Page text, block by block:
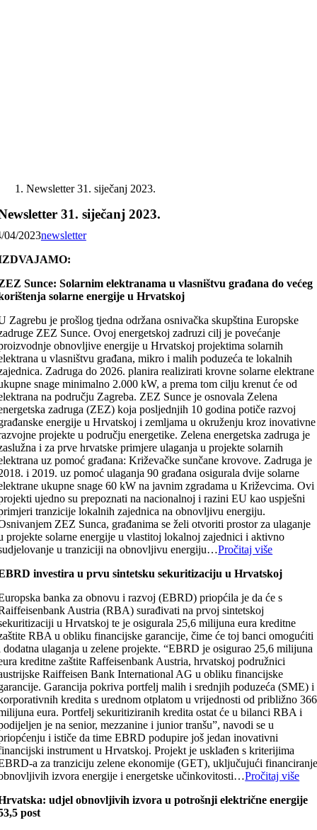
Newsletter 31. siječanj 2023.
31. siječanj 2023.
04/2023newsletter
Sunce: Solarnim elektranama u vlasništvu građana do većeg
solarne energije u Hrvatskoj
Zagrebu je prošlog tjedna održana osnivačka skupština Europske
ZEZ Sunce. Ovoj energetskoj zadruzi cilj je povećanje
obnovljive energije u Hrvatskoj projektima solarnih
u vlasništvu građana, mikro i malih poduzeća te lokalnih
Zadruga do 2026. planira realizirati krovne solarne elektrane
snage minimalno 2.000 kW, a prema tom cilju krenut će od
na području Zagreba. ZEZ Sunce je osnovala Zelena
zadruga (ZEZ) koja posljednjih 10 godina potiče razvoj
energije u Hrvatskoj i zemljama u okruženju kroz inovativne
projekte u području energetike. Zelena energetska zadruga je
i za prve hrvatske primjere ulaganja u projekte solarnih
uz pomoć građana: Križevačke sunčane krovove. Zadruga je
i 2019. uz pomoć ulaganja 90 građana osigurala dvije solarne
ukupne snage 60 kW na javnim zgradama u Križevcima. Ovi
ujedno su prepoznati na nacionalnoj i razini EU kao uspješni
tranzicije lokalnih zajednica na obnovljivu energiju.
ZEZ Sunca, građanima se želi otvoriti prostor za ulaganje
projekte solarne energije u vlastitoj lokalnoj zajednici i aktivno
u tranziciji na obnovljivu energiju…Pročitaj više
investira u prvu sintetsku sekuritizaciju u Hrvatskoj
banka za obnovu i razvoj (EBRD) priopćila je da će s
Austria (RBA) surađivati na prvoj sintetskoj
u Hrvatskoj te je osigurala 25,6 milijuna eura kreditne
RBA u obliku financijske garancije, čime će toj banci omogućiti
dodatna ulaganja u zelene projekte. “EBRD je osigurao 25,6 milijuna
kreditne zaštite Raffeisenbank Austria, hrvatskoj podružnici
Raiffeisen Bank International AG u obliku financijske
Garancija pokriva portfelj malih i srednjih poduzeća (SME) i
kredita s urednom otplatom u vrijednosti od približno 366
eura. Portfelj sekuritiziranih kredita ostat će u bilanci RBA i
je na senior, mezzanine i junior tranšu”, navodi se u
i ističe da time EBRD podupire još jedan inovativni
instrument u Hrvatskoj. Projekt je usklađen s kriterijima
a za tranziciju zelene ekonomije (GET), uključujući
izvora energije i energetske učinkovitosti…Pročitaj više
udjel obnovljivih izvora u potrošnji električne energije
post